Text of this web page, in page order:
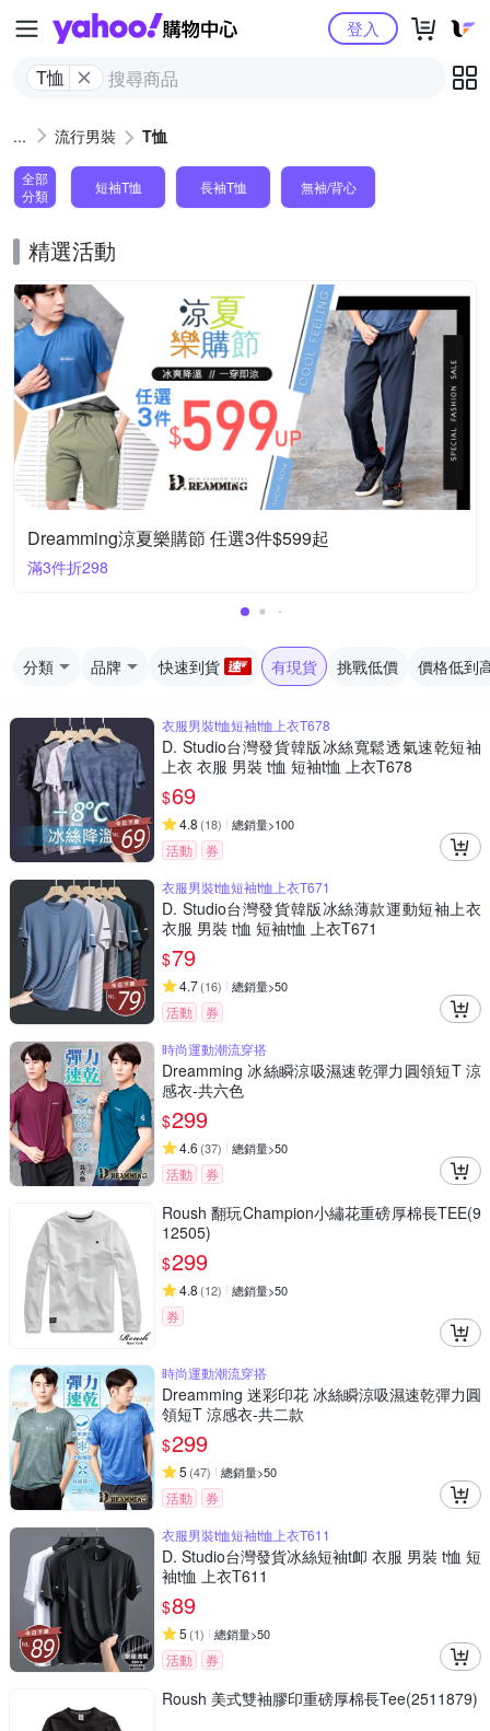
Yahoo購物中心
T恤
登入
流行男裝 T恤
全部
分類
短袖T恤 長袖T恤 無袖/背心
精選活動
Dreamming涼夏樂購節 任選3件$599起
滿3件折298
分類 品牌 快速到貨 有現貨 挑戰低價 價格低到
衣服男裝t恤短袖t恤上衣T678
D. Studio台灣發貨韓版冰絲寬鬆透氣速乾短袖
上衣 衣服 男裝 t恤 短袖t恤 上衣T678
$69
4.8 (18) 總銷量>100
活動
券
衣服男裝t恤短袖t恤上衣T671
D. Studio台灣發貨韓版冰絲薄款運動短袖上衣
衣服 男裝 t恤 短袖t恤 上衣T671
$79
4.7(16) 總銷量>50
活動
券
時尚運動潮流穿搭
Dreamming 冰絲瞬涼吸濕速乾彈力圓領短T 涼
感衣-共六色
$299
4.6 (37) 總銷量>50
活動 券
Roush 翻玩Champion小繡花重磅厚棉長TEE(9
12505)
$299
4.8 (12) 總銷量>50
券
時尚運動潮流穿搭
Dreamming 迷彩印花 冰絲瞬涼吸濕速乾彈力圓
領短T 涼感衣-共二款
$299
5 (47) 總銷量>50
活動
券
衣服男裝t恤短袖t恤上衣T611
D. Studio台灣發貨冰絲短袖t卹 衣服 男裝 t恤 短
袖t恤 上衣T611
$89
5 (1) 總銷量>50
活動 券
Roush 美式雙袖膠印重磅厚棉長Tee(2511879)